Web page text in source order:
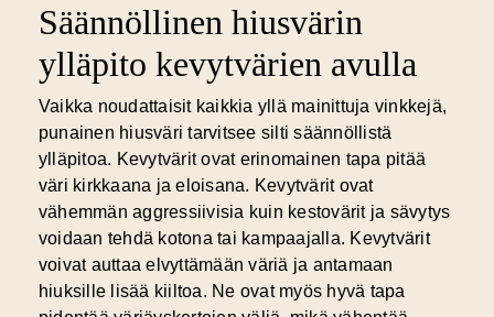
Säännöllinen hiusvärin
ylläpito kevytvärien avulla
Vaikka noudattaisit kaikkia yllä mainittuja vinkkejä,
punainen hiusväri tarvitsee silti säännöllistä
ylläpitoa. Kevytvärit ovat erinomainen tapa pitää
väri kirkkaana ja eloisana. Kevytvärit ovat
vähemmän aggressiivisia kuin kestovärit ja sävytys
voidaan tehdä kotona tai kampaajalla. Kevytvärit
voivat auttaa elvyttämään väriä ja antamaan
hiuksille lisää kiiltoa. Ne ovat myös hyvä tapa